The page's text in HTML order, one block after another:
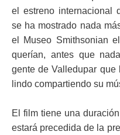
el estreno internacional
se ha mostrado nada
el Museo Smithsonian
querían, antes que
gente de Valledupar
lindo compartiendo su
El film tiene una
estará precedida de la